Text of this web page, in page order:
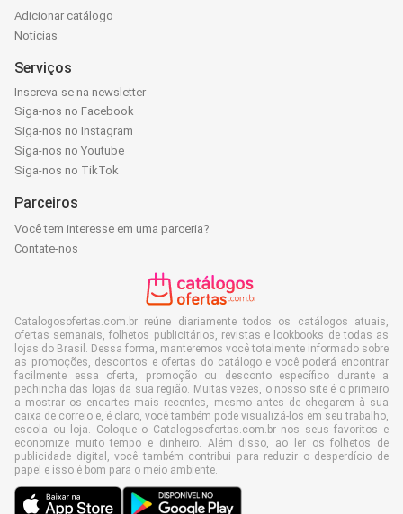
Adicionar catálogo
Notícias
Serviços
Inscreva-se na newsletter
Siga-nos no Facebook
Siga-nos no Instagram
Siga-nos no Youtube
Siga-nos no TikTok
Parceiros
Você tem interesse em uma parceria?
Contate-nos
Catalogosofertas.com.br reúne diariamente todos os catálogos atuais,
ofertas semanais, folhetos publicitários, revistas e lookbooks de todas as
lojas do Brasil. Dessa forma, manteremos você totalmente informado sobre
as promoções, descontos e ofertas do catálogo e você poderá encontrar
facilmente essa oferta, promoção ou desconto específico durante a
pechincha das lojas da sua região. Muitas vezes, o nosso site é o primeiro
a mostrar os encartes mais recentes, mesmo antes de chegarem à sua
caixa de correio e, é claro, você também pode visualizá-los em seu trabalho,
escola ou loja. Coloque o Catalogosofertas.com.br nos seus favoritos e
economize muito tempo e dinheiro. Além disso, ao ler os folhetos de
publicidade digital, você também contribui para reduzir o desperdício de
papel e isso é bom para o meio ambiente.